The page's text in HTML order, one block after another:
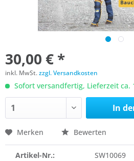
30,00 € *
inkl. MwSt.zzgl. Versandkosten
Sofort versandfertig, Lieferzeit ca.
In
Merken Bewerten
Artikel-Nr.: SW10069